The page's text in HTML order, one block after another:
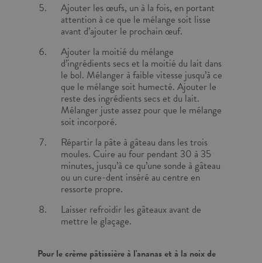
Ajouter les œufs, un à la fois, en portant
attention à ce que le mélange soit lisse
avant d’ajouter le prochain œuf.
Ajouter la moitié du mélange
d’ingrédients secs et la moitié du lait dans
le bol. Mélanger à faible vitesse jusqu’à ce
que le mélange soit humecté. Ajouter le
reste des ingrédients secs et du lait.
Mélanger juste assez pour que le mélange
soit incorporé.
Répartir la pâte à gâteau dans les trois
moules. Cuire au four pendant 30 à 35
minutes, jusqu’à ce qu’une sonde à gâteau
ou un cure-dent inséré au centre en
ressorte propre.
Laisser refroidir les gâteaux avant de
mettre le glaçage.
Pour le crème pâtissière à l'ananas et à la noix de